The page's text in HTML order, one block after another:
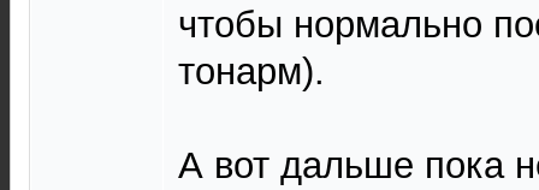
чтобы нормально
тонарм).
А вот дальше пока